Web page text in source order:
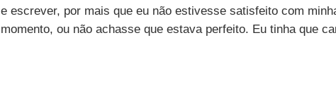
e escrever, por mais que eu não estivesse satisfeito com
momento, ou não achasse que estava perfeito. Eu tinha que